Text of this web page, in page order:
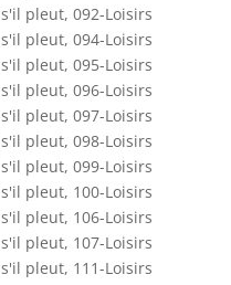
pleut, 092-Loisirs
pleut, 094-Loisirs
pleut, 095-Loisirs
pleut, 096-Loisirs
pleut, 097-Loisirs
pleut, 098-Loisirs
pleut, 099-Loisirs
s'il pleut, 100-Loisirs
s'il pleut, 106-Loisirs
s'il pleut, 107-Loisirs
s'il pleut, 111-Loisirs